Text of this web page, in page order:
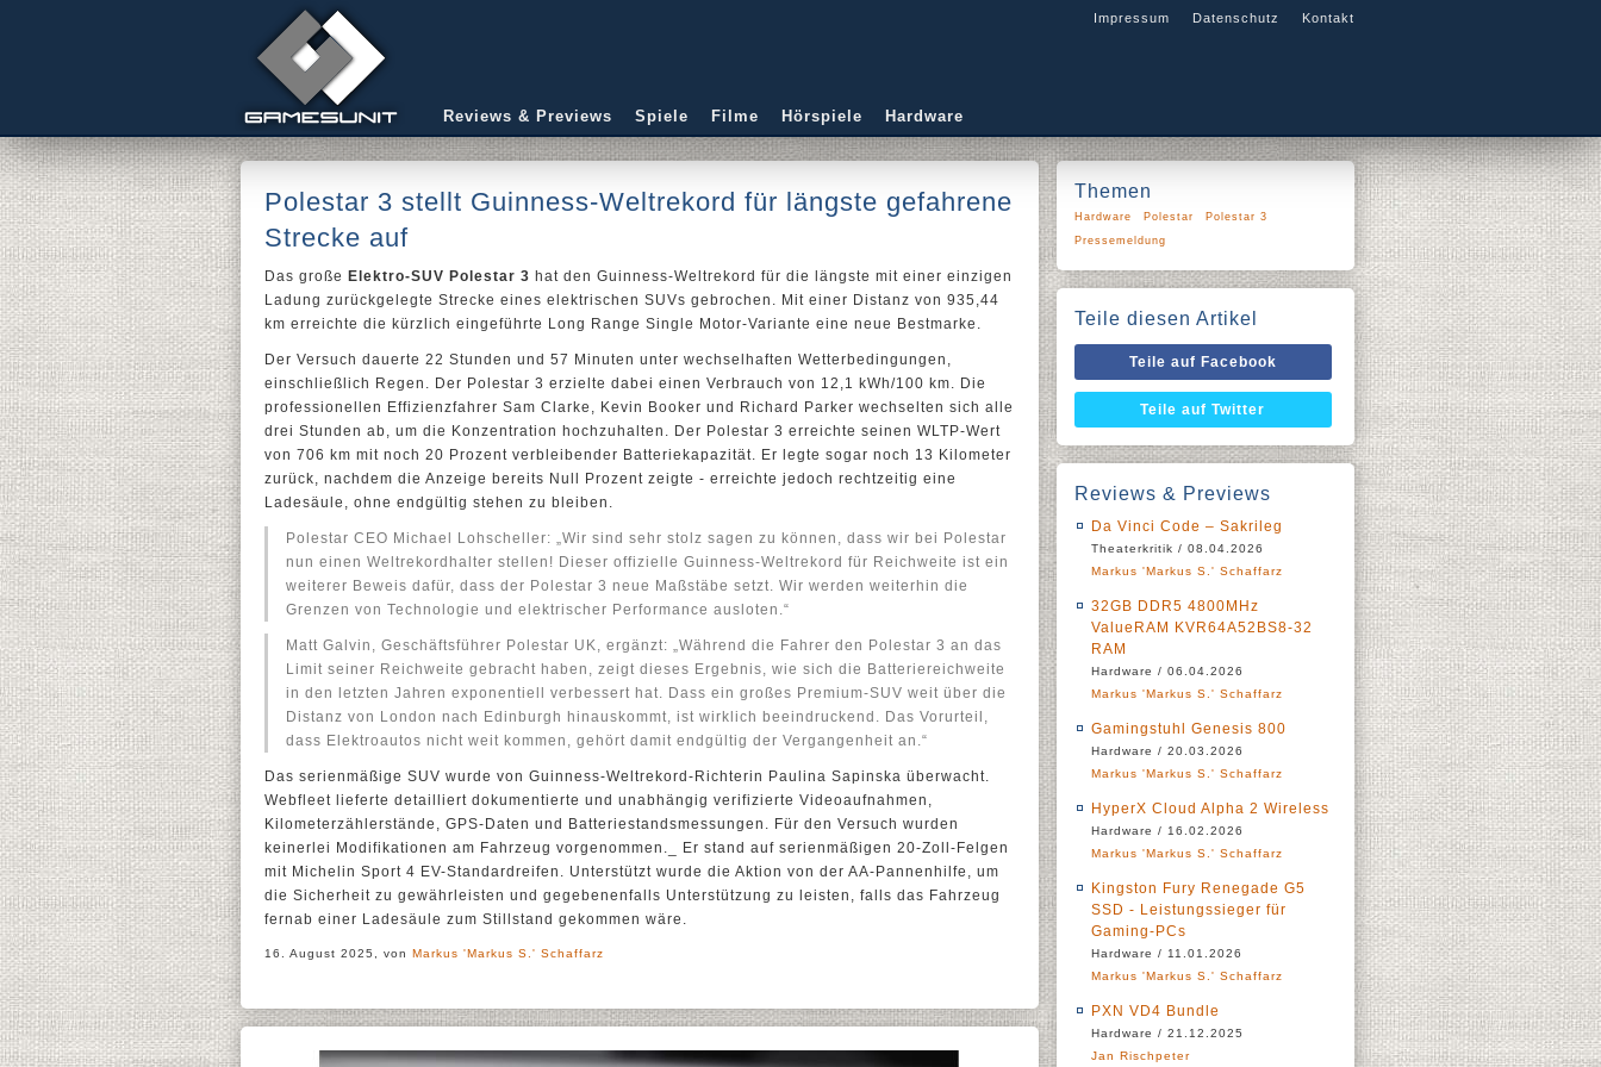
Impressum Datenschutz Kontakt
Reviews & Previews Spiele Filme Hörspiele Hardware
Polestar 3 stellt Guinness-Weltrekord für längste gefahrene
Strecke auf
Das große Elektro-SUV Polestar 3 hat den Guinness-Weltrekord für die längste mit einer einzigen
Ladung zurückgelegte Strecke eines elektrischen SUVs gebrochen. Mit einer Distanz von 935,44
km erreichte die kürzlich eingeführte Long Range Single Motor-Variante eine neue Bestmarke.
Der Versuch dauerte 22 Stunden und 57 Minuten unter wechselhaften Wetterbedingungen,
einschließlich Regen. Der Polestar 3 erzielte dabei einen Verbrauch von 12,1 kWh/100 km. Die
professionellen Effizienzfahrer Sam Clarke, Kevin Booker und Richard Parker wechselten sich alle
drei Stunden ab, um die Konzentration hochzuhalten. Der Polestar 3 erreichte seinen WLTP-Wert
von 706 km mit noch 20 Prozent verbleibender Batteriekapazität. Er legte sogar noch 13 Kilometer
zurück, nachdem die Anzeige bereits Null Prozent zeigte - erreichte jedoch rechtzeitig eine
Ladesäule, ohne endgültig stehen zu bleiben.
Polestar CEO Michael Lohscheller: „Wir sind sehr stolz sagen zu können, dass wir bei Polestar
nun einen Weltrekordhalter stellen! Dieser offizielle Guinness-Weltrekord für Reichweite ist ein
weiterer Beweis dafür, dass der Polestar 3 neue Maßstäbe setzt. Wir werden weiterhin die
Grenzen von Technologie und elektrischer Performance ausloten.“
Matt Galvin, Geschäftsführer Polestar UK, ergänzt: „Während die Fahrer den Polestar 3 an das
Limit seiner Reichweite gebracht haben, zeigt dieses Ergebnis, wie sich die Batteriereichweite
in den letzten Jahren exponentiell verbessert hat. Dass ein großes Premium-SUV weit über die
Distanz von London nach Edinburgh hinauskommt, ist wirklich beeindruckend. Das Vorurteil,
dass Elektroautos nicht weit kommen, gehört damit endgültig der Vergangenheit an.“
Das serienmäßige SUV wurde von Guinness-Weltrekord-Richterin Paulina Sapinska überwacht.
Webfleet lieferte detailliert dokumentierte und unabhängig verifizierte Videoaufnahmen,
Kilometerzählerstände, GPS-Daten und Batteriestandsmessungen. Für den Versuch wurden
keinerlei Modifikationen am Fahrzeug vorgenommen._ Er stand auf serienmäßigen 20-Zoll-Felgen
mit Michelin Sport 4 EV-Standardreifen. Unterstützt wurde die Aktion von der AA-Pannenhilfe, um
die Sicherheit zu gewährleisten und gegebenenfalls Unterstützung zu leisten, falls das Fahrzeug
fernab einer Ladesäule zum Stillstand gekommen wäre.
16. August 2025, von Markus 'Markus S.' Schaffarz
Themen
Hardware Polestar
Polestar 3
Pressemeldung
Teile diesen Artikel
Teile auf Facebook
Teile auf Twitter
Reviews & Previews
Da Vinci Code – Sakrileg
Theaterkritik / 08.04.2026
Markus 'Markus S.' Schaffarz
32GB DDR5 4800MHz
ValueRAM KVR64A52BS8-32
RAM
Hardware / 06.04.2026
Markus 'Markus S.' Schaffarz
Gamingstuhl Genesis 800
Hardware / 20.03.2026
Markus 'Markus S.' Schaffarz
HyperX Cloud Alpha 2 Wireless
Hardware / 16.02.2026
Markus 'Markus S.' Schaffarz
Kingston Fury Renegade G5
SSD - Leistungssieger für
Gaming-PCs
Hardware / 11.01.2026
Markus 'Markus S.' Schaffarz
PXN VD4 Bundle
Hardware / 21.12.2025
Jan Rischpeter